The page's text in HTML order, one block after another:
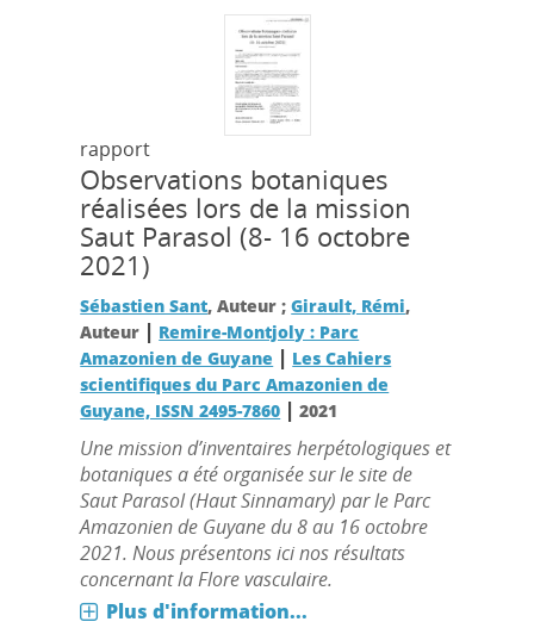
rapport
Observations botaniques
réalisées lors de la mission
Saut Parasol (8- 16 octobre
2021)
Sébastien Sant, Auteur ;Girault, Rémi,
Auteur | Remire-Montjoly : Parc
Amazonien de Guyane | Les Cahiers
scientifiques du Parc Amazonien de
Guyane, ISSN 2495-7860 |2021
Une mission d’inventaires herpétologiques et
botaniques a été organisée sur le site de
Saut Parasol (Haut Sinnamary) par le Parc
Amazonien de Guyane du 8 au 16 octobre
2021. Nous présentons ici nos résultats
concernant la Flore vasculaire.
Plus d'information...